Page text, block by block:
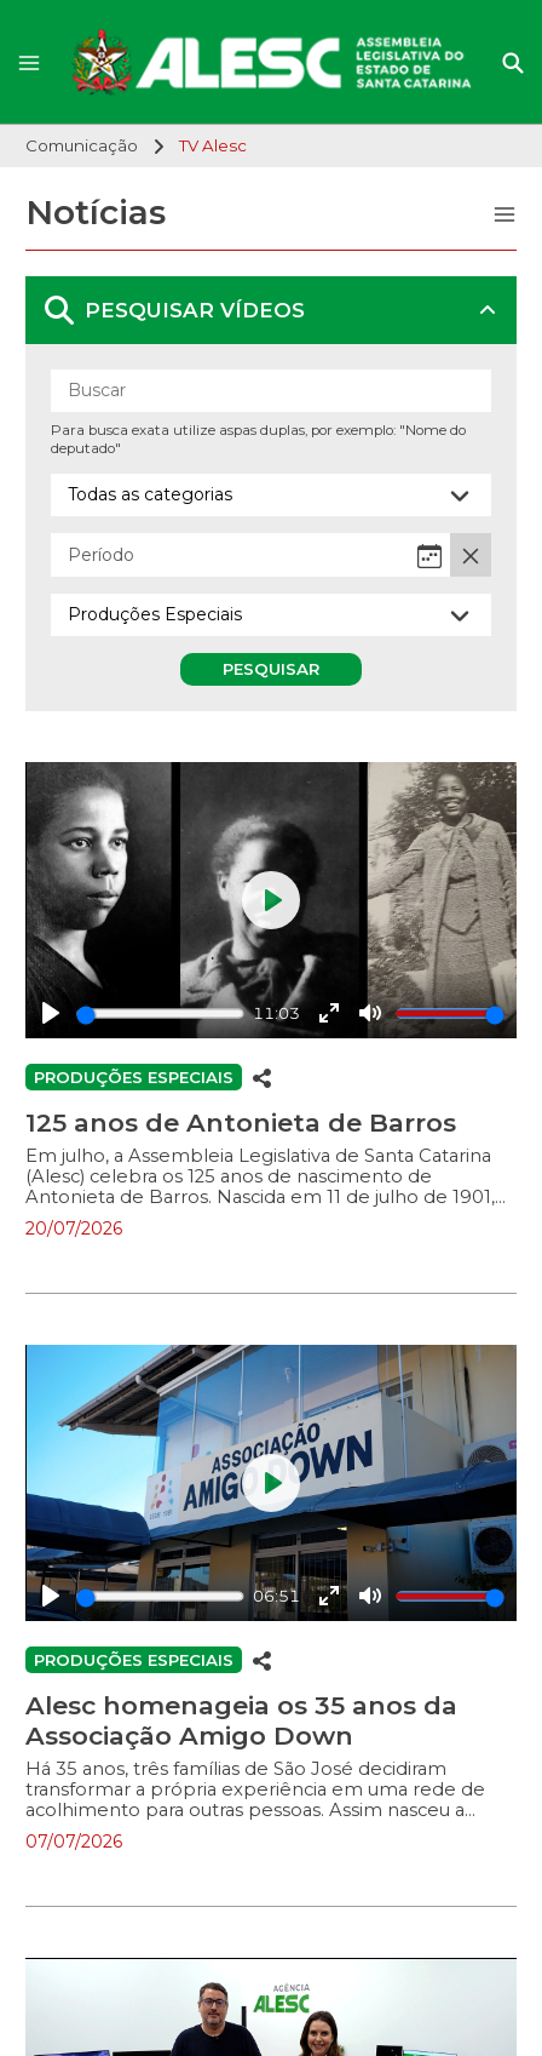
Comunicação TV Alesc
Notícias
PESQUISAR VÍDEOS
Para busca exata utilize aspas duplas, por exemplo: "Nome do
deputado"
PESQUISAR
Play
11:03
EnterMute
Play
PRODUÇÕES ESPECIAIS
125 anos de Antonieta de Barros
Em julho, a Assembleia Legislativa de Santa Catarina
(Alesc) celebra os 125 anos de nascimento de
Antonieta de Barros. Nascida em 11 de julho de 1901,
Antonieta marcou a história do país com sua atuação
em defesa da educação pública de qualidade, da
jornalista e da primeira deputada negra eleita do Brasil.
personalidades catarinenses, cuja trajetória continua
inspirando a luta por uma sociedade mais inclusiva e
democrática.
20/07/2026
Play
06:51
EnterMute
Play
PRODUÇÕES ESPECIAIS
Alesc homenageia os 35 anos da
Associação Amigo Down
Há 35 anos, três famílias de São José decidiram
transformar a própria experiência em uma rede de
acolhimento para outras pessoas. Assim nasceu a
Associação Amigo Down, que hoje é referência em
Santa Catarina no atendimento gratuito a pessoas
jovens, adultos e idosos, a instituição promove
vida em todas as fases da vida. Nesta homenagem
Catarina, conheça histórias emocionantes de quem
ajudou a construir essa trajetória e de famílias que
encontraram na Associação […]
07/07/2026